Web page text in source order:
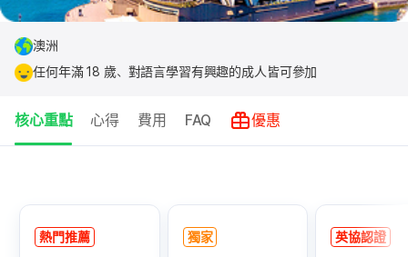
澳洲
任何年滿 18 歲、對語言學習有興趣的成人皆可參加
核心重點 心得 費用 FAQ 優惠
熱門推薦 獨家 英協認證